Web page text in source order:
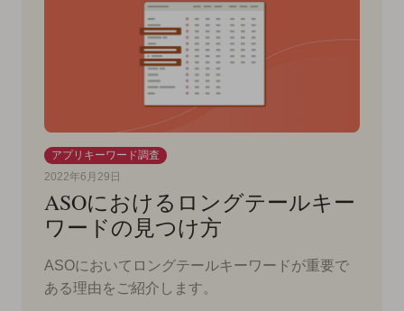
アプリキーワード調査
2022年6月29日
ASOにおけるロングテールキー
ワードの見つけ方
ASOにおいてロングテールキーワードが重要で
ある理由をご紹介します。